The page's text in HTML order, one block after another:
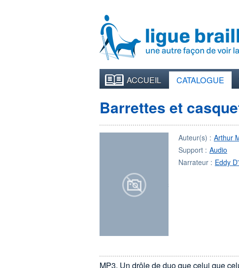
ACCUEIL CATALOGUE
Barrettes et
Auteur(s) : Arthur
Support : Audio
Narrateur : Eddy
MP3. Un drôle de duo que celui que